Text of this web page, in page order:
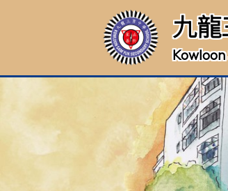
九龍
Kowloon